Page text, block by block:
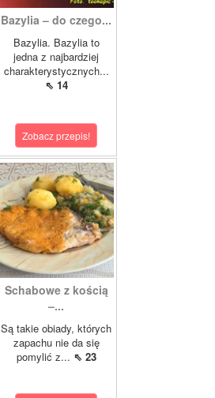
Bazylia – do czego...
Bazylia. Bazylia to
jedna z najbardziej
charakterystycznych...
⇖ 14
Zobacz przepis!
Schabowe z kością
–...
Są takie obiady, których
zapachu nie da się
pomylić z... ⇖ 23